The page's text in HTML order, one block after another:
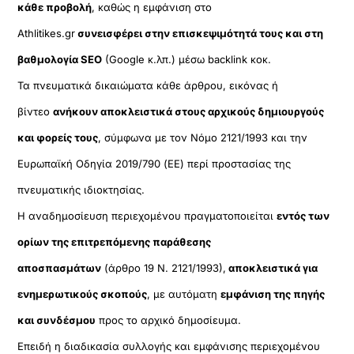
κάθε προβολή, καθώς η εμφάνιση στο
Athlitikes.grσυνεισφέρει στην επισκεψιμότητά τους και στη
βαθμολογία SEO (Google κ.λπ.) μέσω backlink κοκ.
Τα πνευματικά δικαιώματα κάθε άρθρου, εικόνας ή
βίντεοανήκουν αποκλειστικά στους αρχικούς δημιουργούς
και φορείς τους, σύμφωνα με τον Νόμο 2121/1993 και την
Ευρωπαϊκή Οδηγία 2019/790 (ΕΕ) περί προστασίας της
πνευματικής ιδιοκτησίας.
Η αναδημοσίευση περιεχομένου πραγματοποιείταιεντός των
ορίων της επιτρεπόμενης παράθεσης
αποσπασμάτων (άρθρο 19 Ν. 2121/1993), αποκλειστικά για
ενημερωτικούς σκοπούς, με αυτόματηεμφάνιση της πηγής
και συνδέσμου προς το αρχικό δημοσίευμα.
Επειδή η διαδικασία συλλογής και εμφάνισης περιεχομένου